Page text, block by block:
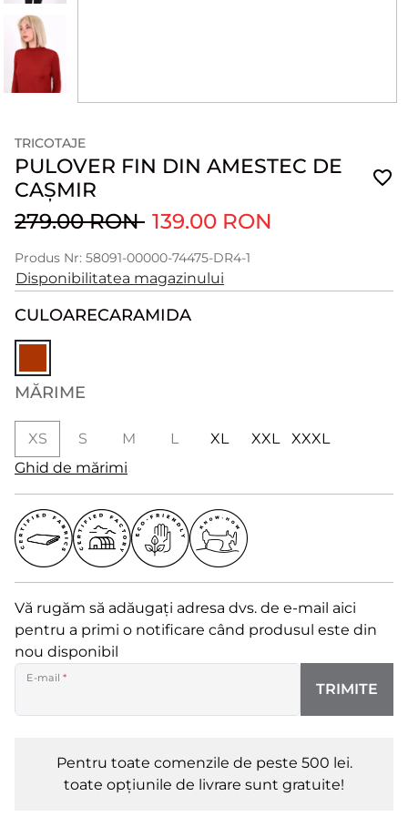
TRICOTAJE
PULOVER FIN DIN AMESTEC DE
CAȘMIR
279.00 RON 139.00 RON
Produs Nr: 58091-00000-74475-DR4-1
Disponibilitatea magazinului
CULOARECARAMIDA
MĂRIME
XS S M L XL XXL
XXXL
Ghid de mărimi
Vă rugăm să adăugați adresa dvs. de e-mail aici
pentru a primi o notificare când produsul este din
nou disponibil
E-mail*
TRIMITE
Pentru toate comenzile de peste 500 lei.
toate opțiunile de livrare sunt gratuite!